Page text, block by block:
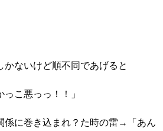
ないけど順不同であげると
こ悪っっ！！」
係に巻き込まれ？た時の雷→「あん